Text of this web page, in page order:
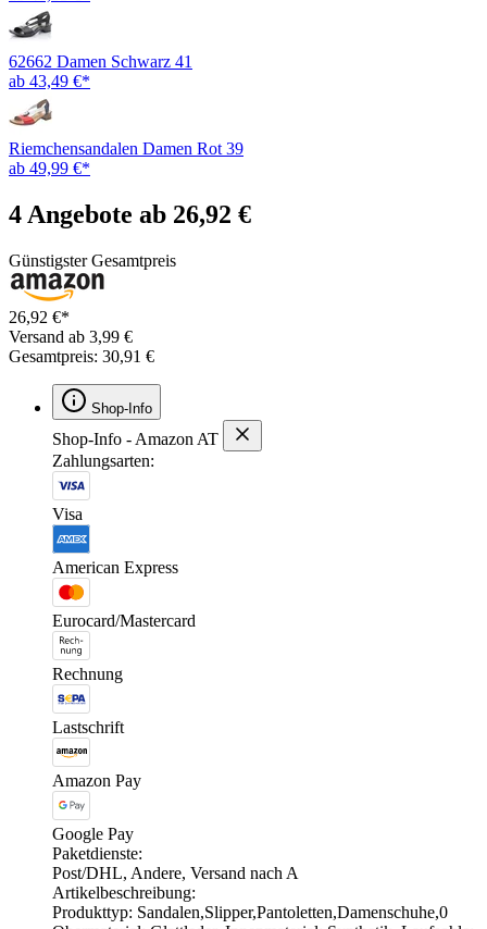
62662 Damen Schwarz 41
ab 43,49 €*
Riemchensandalen Damen Rot 39
ab 49,99 €*
4 Angebote ab 26,92 €
Günstigster Gesamtpreis
26,92 €*
Versand ab 3,99 €
Gesamtpreis: 30,91 €
Shop-Info
Shop-Info - Amazon AT
Zahlungsarten:
Visa
American Express
Eurocard/Mastercard
Rechnung
Lastschrift
Amazon Pay
Google Pay
Paketdienste:
Post/DHL, Andere, Versand nach A
Artikelbeschreibung:
Produkttyp: Sandalen,Slipper,Pantoletten,Damenschuhe,0